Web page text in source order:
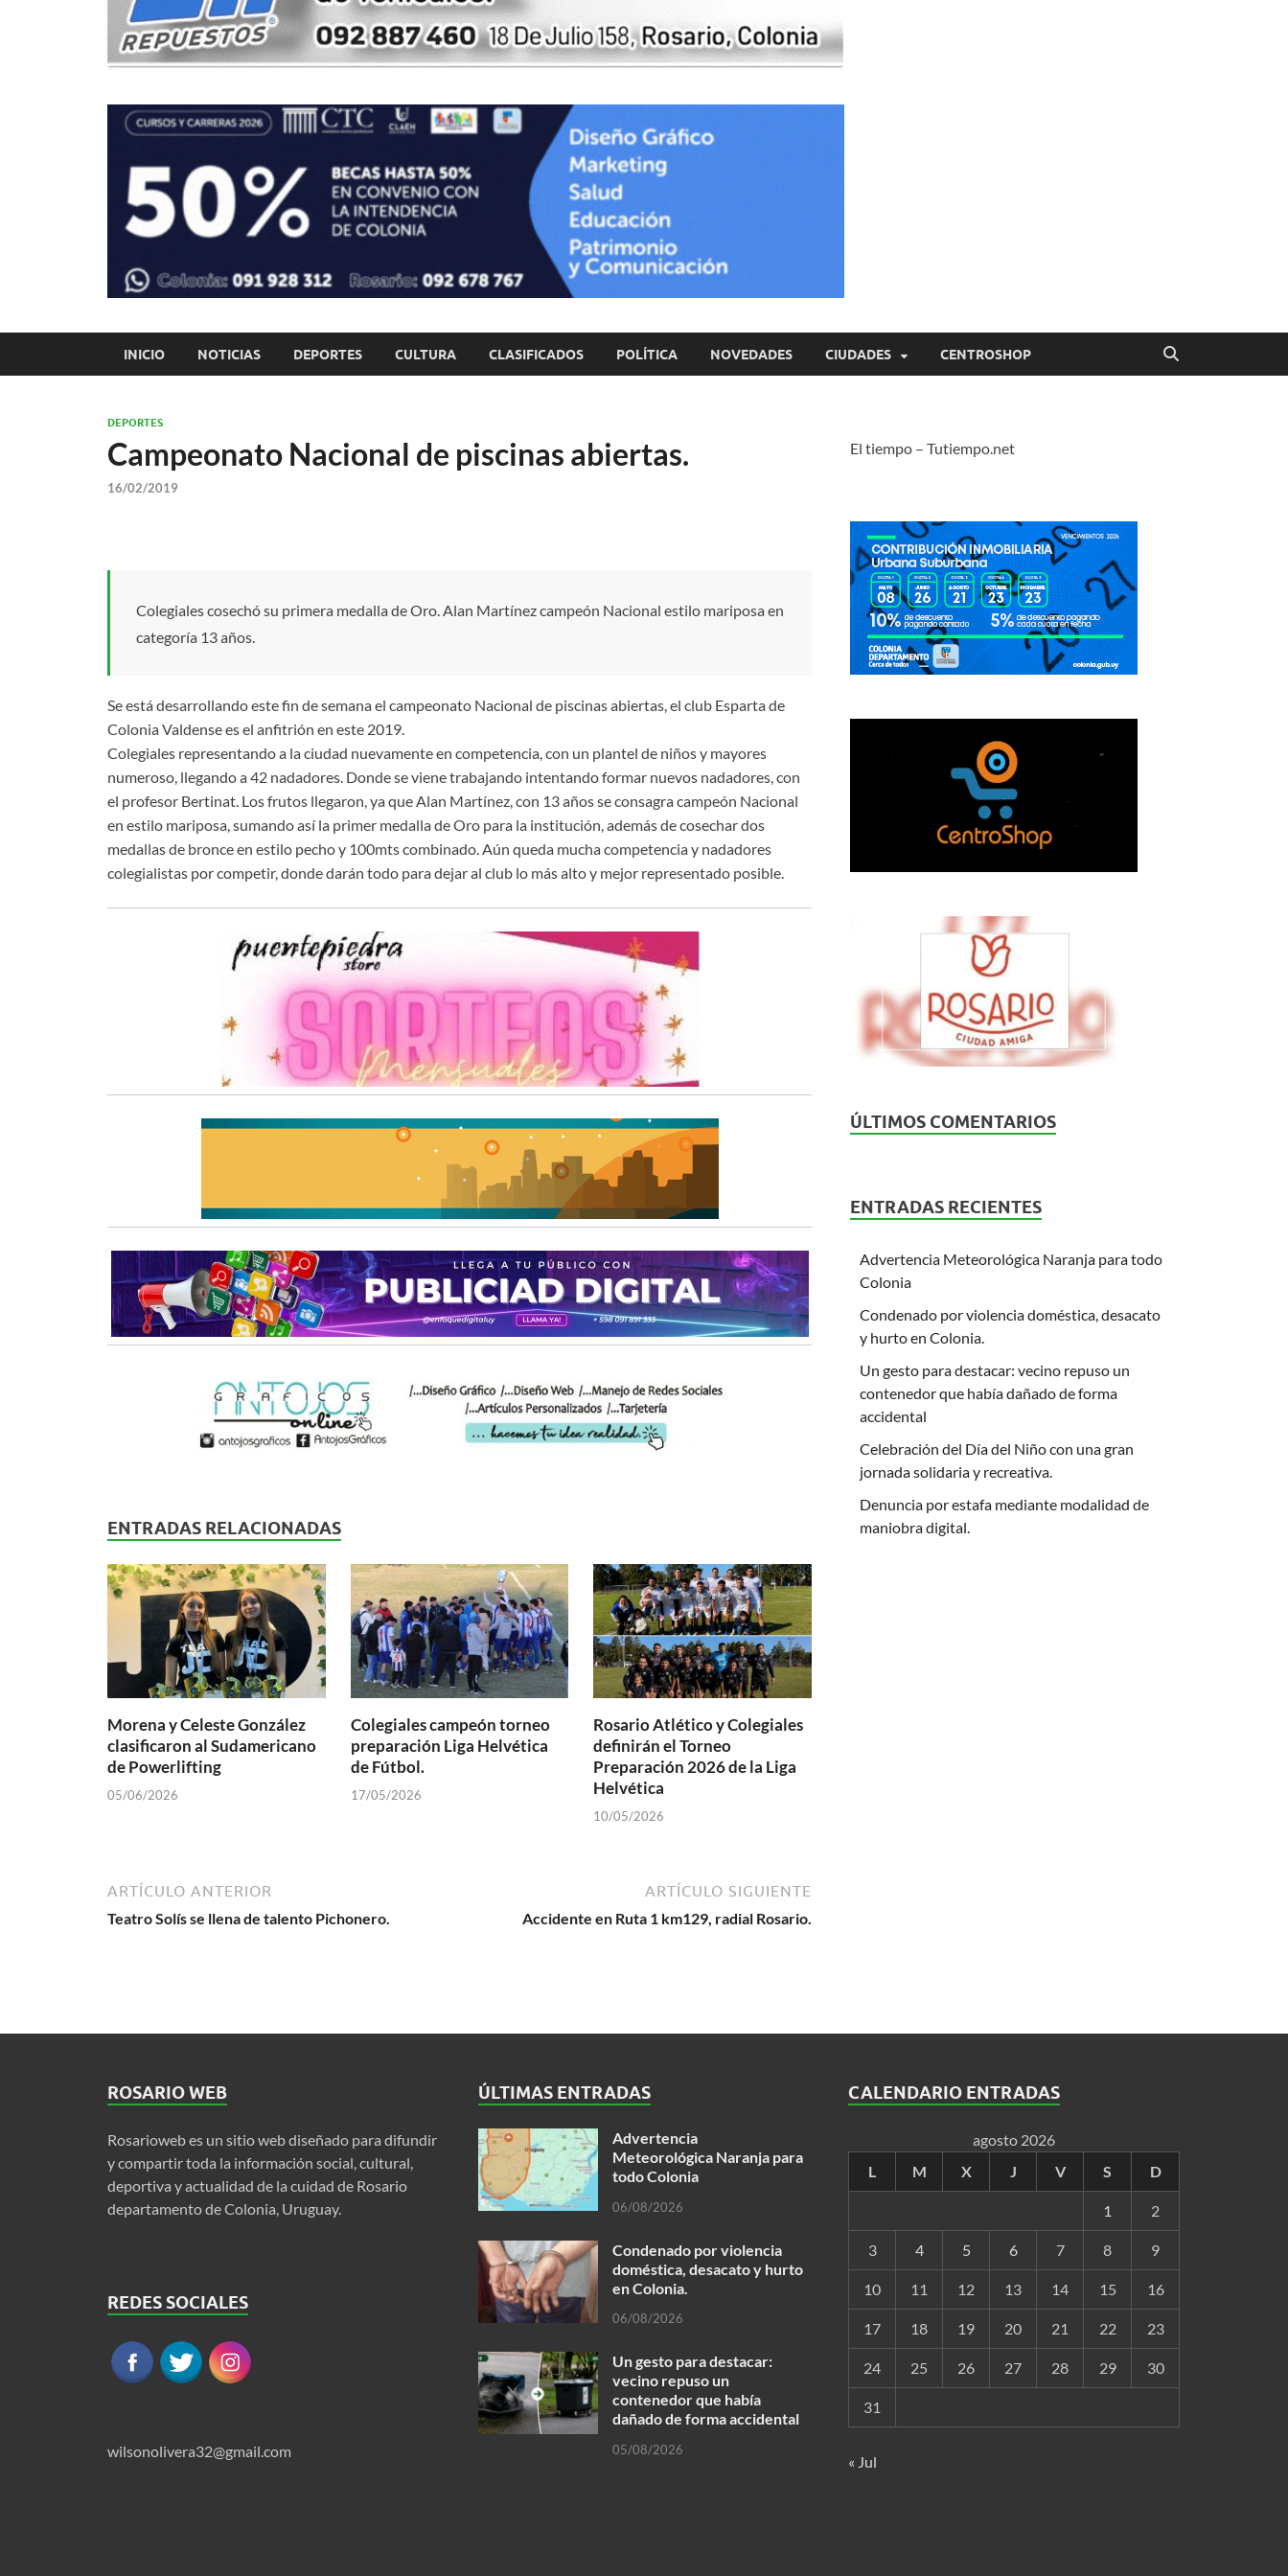
INICIO NOTICIAS DEPORTES CULTURA CLASIFICADOS POLÍTICA NOVEDADES CIUDADES CENTROSHOP
DEPORTES
Campeonato Nacional de piscinas abiertas.
16/02/2019
Colegiales cosechó su primera medalla de Oro.Alan Martínez campeón Nacional estilo mariposa en
categoría 13 años.
Se está desarrollando este fin de semana el campeonato Nacional de piscinas abiertas, el club Esparta de
Colonia Valdense es el anfitrión en este 2019.
Colegiales representando a la ciudad nuevamente en competencia, con un plantel de niños y mayores
numeroso, llegando a 42 nadadores. Donde se viene trabajando intentando formar nuevos nadadores, con
el profesor Bertinat. Los frutos llegaron, ya que Alan Martínez, con 13 años se consagra campeón Nacional
en estilo mariposa, sumando así la primer medalla de Oro para la institución, además de cosechar dos
medallas de bronce en estilo pecho y 100mts combinado. Aún queda mucha competencia y nadadores
colegialistas por competir, donde darán todo para dejar al club lo más alto y mejor representado posible.
ENTRADAS RELACIONADAS
Morena y Celeste González
clasificaron al Sudamericano
de Powerlifting
05/06/2026
Colegiales campeón torneo
preparación Liga Helvética
de Fútbol.
17/05/2026
Rosario Atlético y Colegiales
definirán el Torneo
Preparación 2026 de la Liga
Helvética
10/05/2026
ARTÍCULO ANTERIOR
Teatro Solís se llena de talento Pichonero.
ARTÍCULO SIGUIENTE
Accidente en Ruta 1 km129, radial Rosario.
El tiempo – Tutiempo.net
ÚLTIMOS COMENTARIOS
ENTRADAS RECIENTES
Advertencia Meteorológica Naranja para todo
Colonia
Condenado por violencia doméstica, desacato
y hurto en Colonia.
Un gesto para destacar: vecino repuso un
contenedor que había dañado de forma
accidental
Celebración del Día del Niño con una gran
jornada solidaria y recreativa.
Denuncia por estafa mediante modalidad de
maniobra digital.
ROSARIO WEB
Rosarioweb es un sitio web diseñado para difundir
y compartir toda la información social, cultural,
deportiva y actualidad de la cuidad de Rosario
departamento de Colonia, Uruguay.
REDES SOCIALES
wilsonolivera32@gmail.com
ÚLTIMAS ENTRADAS
Advertencia
Meteorológica Naranja para
todo Colonia
06/08/2026
Condenado por violencia
doméstica, desacato y hurto
en Colonia.
06/08/2026
Un gesto para destacar:
vecino repuso un
contenedor que había
dañado de forma accidental
05/08/2026
CALENDARIO ENTRADAS
agosto 2026
L
M X J V S D
1 2
3 4 5 6 7 8 9
10 11 12 13 14 15 16
17 18 19 20 21 22 23
24 25 26 27 28 29 30
31
« Jul